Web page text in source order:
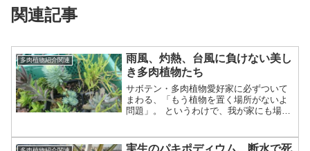
関連記事
多肉植物紹介関連
雨風、灼熱、台風に負けない美し
き多肉植物たち
サボテン・多肉植物愛好家に必ずついて
まわる、「もう植物を置く場所がないよ
問題」。 というわけで、我が家にも場所
ちが結構いますので、少しご紹介。 ファ
実生のパキポディウム、断水で死